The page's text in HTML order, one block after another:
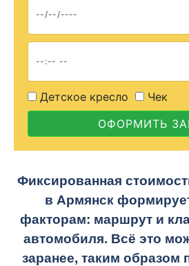
Детское кресло
Чек
ОФОРМИТЬ
Фиксированная
в Армянск
факторам: маршрут и
автомобиля. Всё это
заранее, таким образом